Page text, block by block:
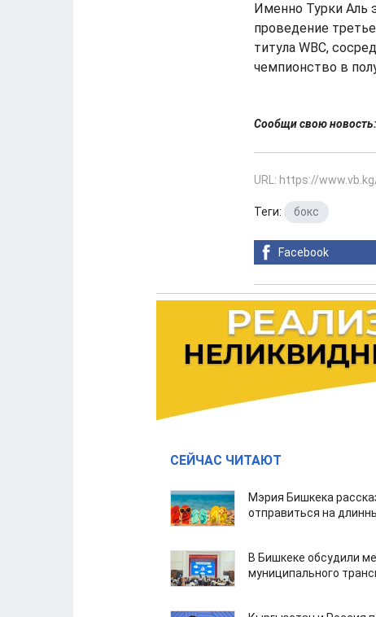
Именно Турки Аль
проведение
титула WBC,
чемпионство в
Сообщи свою
URL: https://
Теги: бокс
Facebook
СЕЙЧАС ЧИТАЮТ
Мэрия Бишкека
отправиться на
В Бишкеке обсудили
муниципального